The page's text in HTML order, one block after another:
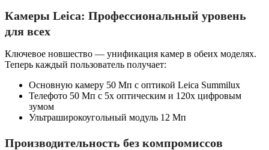
Камеры Leica: Профессиональный уровень
для всех
Ключевое новшество — унификация камер в обеих моделях.
Теперь каждый пользователь получает:
Основную камеру 50 Мп с оптикой Leica Summilux
Телефото 50 Мп с 5х оптическим и 120х цифровым
зумом
Ультраширокоугольный модуль 12 Мп
Производительность без компромиссов